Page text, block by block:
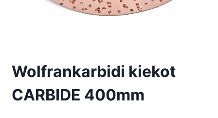
Wolfrankarbidi kiekot
CARBIDE 400mm